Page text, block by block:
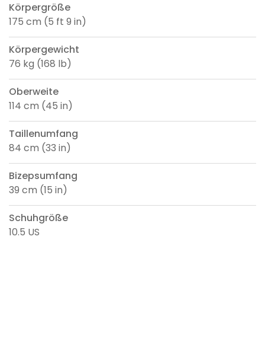
Körpergröße
175 cm (5 ft 9 in)
Körpergewicht
76 kg (168 lb)
Oberweite
114 cm (45 in)
Taillenumfang
84 cm (33 in)
Bizepsumfang
39 cm (15 in)
Schuhgröße
10.5 US